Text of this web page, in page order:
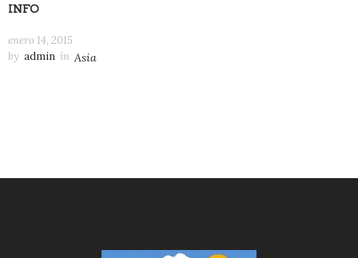
INFO
enero 14, 2015
by admin in Asia